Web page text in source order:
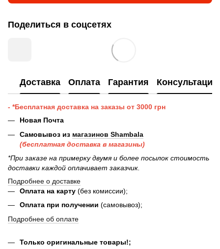
Поделиться в соцсетях
Доставка Оплата Гарантия Консультация
- *Бесплатная доставка на заказы от 3000 грн
Новая Почта
Самовывоз из магазинов Shambala
(бесплатная доставка в магазины)
*При заказе на примерку двумя и более посылок стоимость
доставки каждой оплачивает заказчик.
Подробнее о доставке
Оплата на карту (без комиссии);
Оплата при получении (самовывоз);
Подробнее об оплате
Только оригинальные товары!;